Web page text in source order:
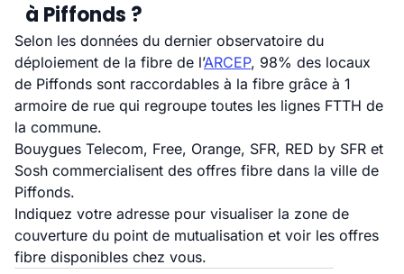
à Piffonds ?
Selon les données du dernier observatoire du
déploiement de la fibre de l’ARCEP, 98% des locaux
de Piffonds sont raccordables à la fibre grâce à 1
armoire de rue qui regroupe toutes les lignes FTTH de
la commune.
Bouygues Telecom, Free, Orange, SFR, RED by SFR et
Sosh commercialisent des offres fibre dans la ville de
Piffonds.
Indiquez votre adresse pour visualiser la zone de
couverture du point de mutualisation et voir les offres
fibre disponibles chez vous.